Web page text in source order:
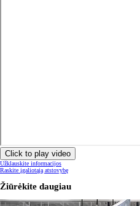
Click to play video
Užklauskite informacijos
Raskite įgaliotąją atstovybę
Žiūrėkite daugiau